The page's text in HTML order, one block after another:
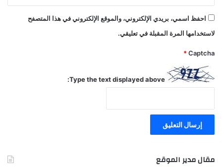
احفظ اسمي، بريدي الإلكتروني، والموقع الإلكتروني في هذا المتصفح
لاستخدامها المرة المقبلة في تعليقي.
Captcha
*
Type the text displayed above:
مقال مدير الموقع